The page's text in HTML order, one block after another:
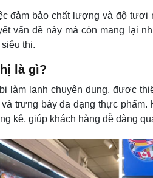
đảm bảo chất lượng và độ tươi
vấn đề này mà còn mang lại
thị.
là gì?
làm lạnh chuyên dụng, được
trưng bày đa dạng thực
kệ, giúp khách hàng dễ dàng